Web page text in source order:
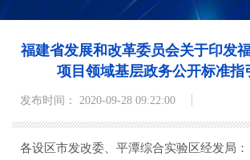
福建省发展和改革委员会关于印发
项目领域基层政务公开标准指
发布时间： 2020-09-28 09:22:00
各设区市发改委、平潭综合实验区经发局：